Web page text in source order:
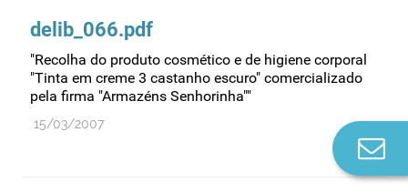
delib_066.pdf
"Recolha do produto cosmético e de higiene corporal
"Tinta em creme 3 castanho escuro" comercializado
pela firma "Armazéns Senhorinha""
15/03/2007